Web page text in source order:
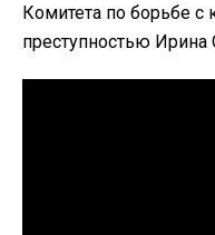
Комитета по борьбе с
преступностью Ирина